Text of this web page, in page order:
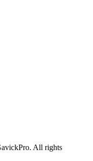
All rights